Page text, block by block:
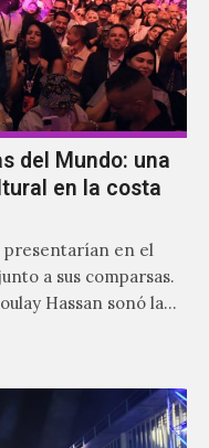
del Mundo: una
en la costa
presentarían en el
a sus comparsas.
Hassan sonó la